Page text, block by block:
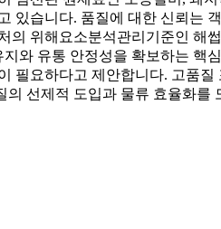
습니다. 품질에 대한 신뢰는
위해요소분석관리기준인 해
유통 안정성을 확보하는 핵
요하다고 제안합니다. 고품
선제적 도입과 물류 효율화